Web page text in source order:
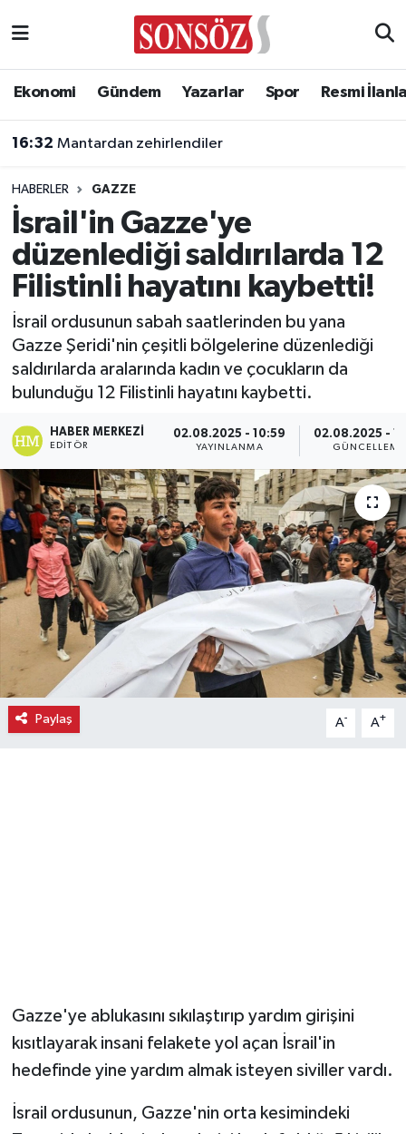
Ekonomi Gündem Yazarlar Spor Resmi
16:32 Mantardan zehirlendiler
HABERLER GAZZE
İsrail'in Gazze'ye
düzenlediği saldırılarda 12
Filistinli hayatını kaybetti!
İsrail ordusunun sabah saatlerinden bu yana
Gazze Şeridi'nin çeşitli bölgelerine düzenlediği
saldırılarda aralarında kadın ve çocukların da
bulunduğu 12 Filistinli hayatını kaybetti.
HABER MERKEZI
EDITÖR
02.08.2025 - 10:59
YAYINLANMA
02.08.2025 -
GÜNCELLEME
Paylaş A- A+
Gazze'ye ablukasını sıkılaştırıp yardım girişini
kısıtlayarak insani felakete yol açan İsrail'in
hedefinde yine yardım almak isteyen siviller vardı.
İsrail ordusunun, Gazze'nin orta kesimindeki
Asayiş
Biyografi
Çevre
Diğer
Dünya
Eğitim
Ekonomi
Eleman
Emlak
Gündem
Gurme
Haber
İlçe Haberleri
Siyaset
Ankara Nöbetçi Eczaneler
Ankara Trafik Yoğunluk Haritası
Süper Lig Puan Durumu ve Fikstür
Tüm Manşetler
Son Dakika Haberleri
Haber Arşivi